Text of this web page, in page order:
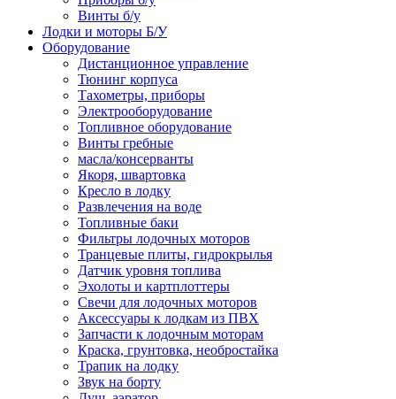
Винты б/у
Лодки и моторы Б/У
Оборудование
Дистанционное управление
Тюнинг корпуса
Тахометры, приборы
Электрооборудование
Топливное оборудование
Винты гребные
масла/консерванты
Якоря, швартовка
Кресло в лодку
Развлечения на воде
Топливные баки
Фильтры лодочных моторов
Транцевые плиты, гидрокрылья
Датчик уровня топлива
Эхолоты и картплоттеры
Cвечи для лодочных моторов
Аксессуары к лодкам из ПВХ
Запчасти к лодочным моторам
Краска, грунтовка, необростайка
Трапик на лодку
Звук на борту